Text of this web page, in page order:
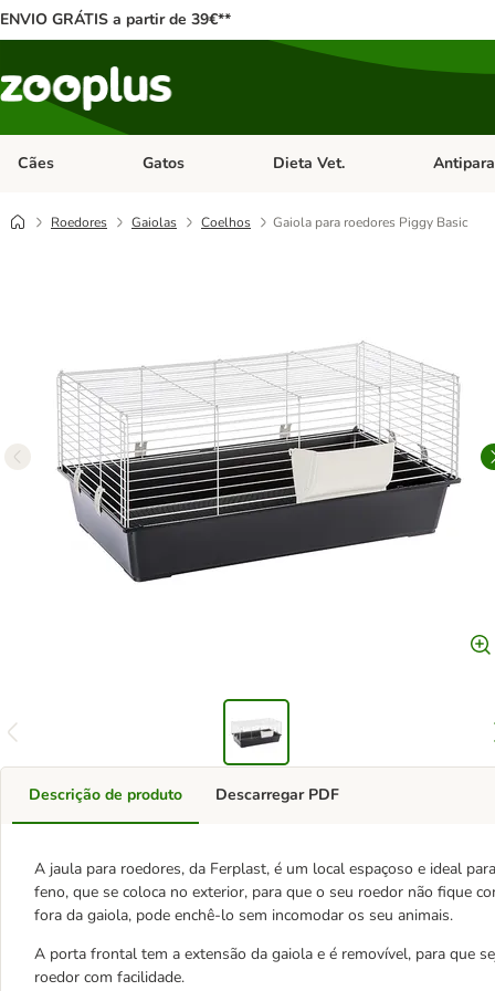
ENVIO GRÁTIS a partir de 39€**
Cães Abrir menu de categoria: Cães
Gatos Abrir menu de categoria: Gatos
Dieta Vet. Abrir
Roedores Gaiolas Coelhos Gaiola para roedores Piggy Basic
Descrição de produto
A jaula para roedores, da Ferplast, é um local espaçoso e ideal
feno, que se coloca no exterior, para que o seu roedor não fique
fora da gaiola, pode enchê-lo sem incomodar os seu animais.
A porta frontal tem a extensão da gaiola e é removível, para que
roedor com facilidade.
Descarregar PDF